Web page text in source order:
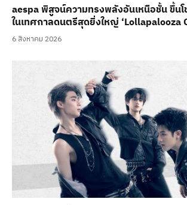
aespa พิสูจน์ความทรงพลังอันเหนือชั้น ขึ้น
ในเทศกาลดนตรีสุดยิ่งใหญ่ ‘Lollapalooza
6 สิงหาคม 2026